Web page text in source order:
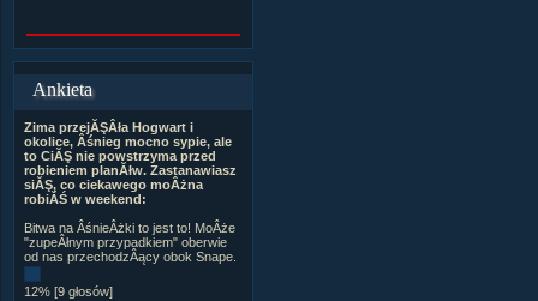
Ankieta
Zima przejĂŞÂła Hogwart i
okolice, Âśnieg mocno sypie, ale
to CiĂŞ nie powstrzyma przed
robieniem planĂłw. Zastanawiasz
siĂŞ, co ciekawego moÂżna
robiĂŚ w weekend:
Bitwa na ÂśnieÂżki to jest to! MoÂże
"zupeÂłnym przypadkiem" oberwie
od nas przechodzÂący obok Snape.
12% [9 głosów]